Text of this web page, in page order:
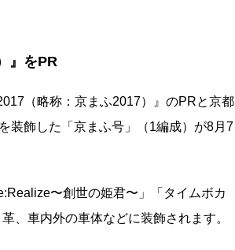
』をPR
（略称：京まふ2017）』のPRと京都
装飾した「京まふ号」（1編成）が8月7
〜創世の姫君〜」「タイムボカ
、車内外の車体などに装飾されます。